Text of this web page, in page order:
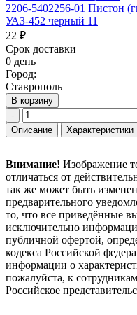
2206-5402256-01 Пистон
УАЗ-452 черный 11
22 ₽
Срок доставки
0 день
Город:
Ставрополь
В корзину
-
Описание
Характеристики
Внимание! Изображение
отличаться от
так же может быть
предварительного
то, что все приведённые
исключительно
публичной офертой,
кодекса Российской
информации о
пожалуйста, к
Российское